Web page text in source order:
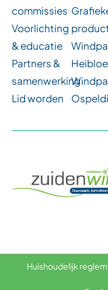
commissies
Voorlichting
& educatie
Partners &
samenwerking
Lid worden
Huishoudelijk